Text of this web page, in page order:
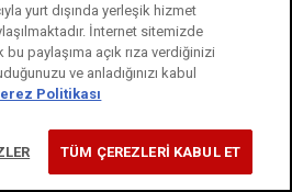
452 L
Fişeli Çelik Kapı Gömme
yurt dışında yerleşik hizmet
İnternet sitemizde
paylaşıma açık rıza verdiğinizi
ve anladığınızı kabul
Politikası
TÜM ÇEREZLERİ KABUL ET